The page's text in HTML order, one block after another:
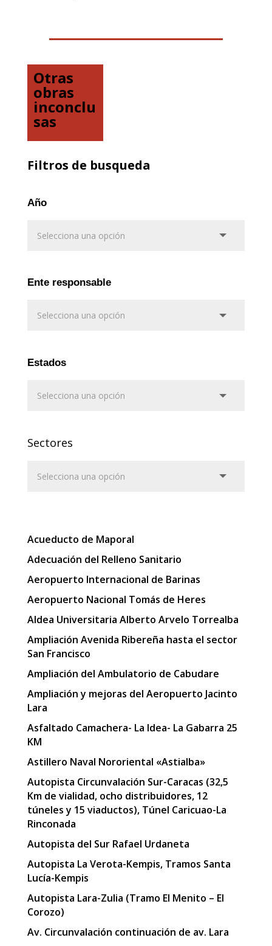
Otras
obras
inconclu
sas
Filtros de busqueda
Año
Ente responsable
Estados
Sectores
Acueducto de Maporal
Adecuación del Relleno Sanitario
Aeropuerto Internacional de Barinas
Aeropuerto Nacional Tomás de Heres
Aldea Universitaria Alberto Arvelo Torrealba
Ampliación Avenida Ribereña hasta el sector
San Francisco
Ampliación del Ambulatorio de Cabudare
Ampliación y mejoras del Aeropuerto Jacinto
Lara
Asfaltado Camachera- La Idea- La Gabarra 25
KM
Astillero Naval Nororiental «Astialba»
Autopista Circunvalación Sur-Caracas (32,5
Km de vialidad, ocho distribuidores, 12
túneles y 15 viaductos), Túnel Caricuao-La
Rinconada
Autopista del Sur Rafael Urdaneta
Autopista La Verota-Kempis, Tramos Santa
Lucía-Kempis
Autopista Lara-Zulia (Tramo El Menito – El
Corozo)
Av. Circunvalación continuación de av. Lara